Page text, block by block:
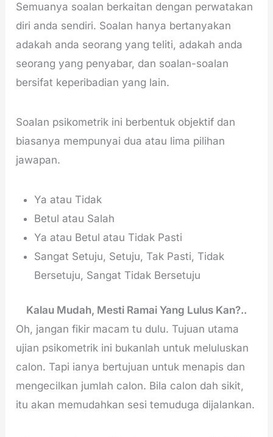
Semuanya soalan berkaitan dengan perwatakan
diri anda sendiri. Soalan hanya bertanyakan
adakah anda seorang yang teliti, adakah anda
seorang yang penyabar, dan soalan-soalan
bersifat keperibadian yang lain.
Soalan psikometrik ini berbentuk objektif dan
biasanya mempunyai dua atau lima pilihan
jawapan.
Ya atau Tidak
Betul atau Salah
Ya atau Betul atau Tidak Pasti
Sangat Setuju, Setuju, Tak Pasti, Tidak
Bersetuju, Sangat Tidak Bersetuju
Kalau Mudah, Mesti Ramai Yang Lulus Kan?..
Oh, jangan fikir macam tu dulu. Tujuan utama
ujian psikometrik ini bukanlah untuk meluluskan
calon. Tapi ianya bertujuan untuk menapis dan
mengecilkan jumlah calon. Bila calon dah sikit,
itu akan memudahkan sesi temuduga dijalankan.